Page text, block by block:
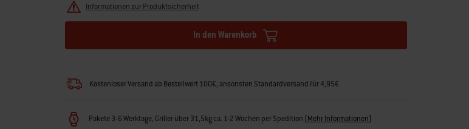
Informationen zur Produktsicherheit
In den Warenkorb
Kostenloser Versand ab Bestellwert 100€, ansonsten Standardversand für 4,95€
Pakete 3-6 Werktage, Griller über 31,5kg ca. 1-2 Wochen per Spedition (Mehr Informationen)